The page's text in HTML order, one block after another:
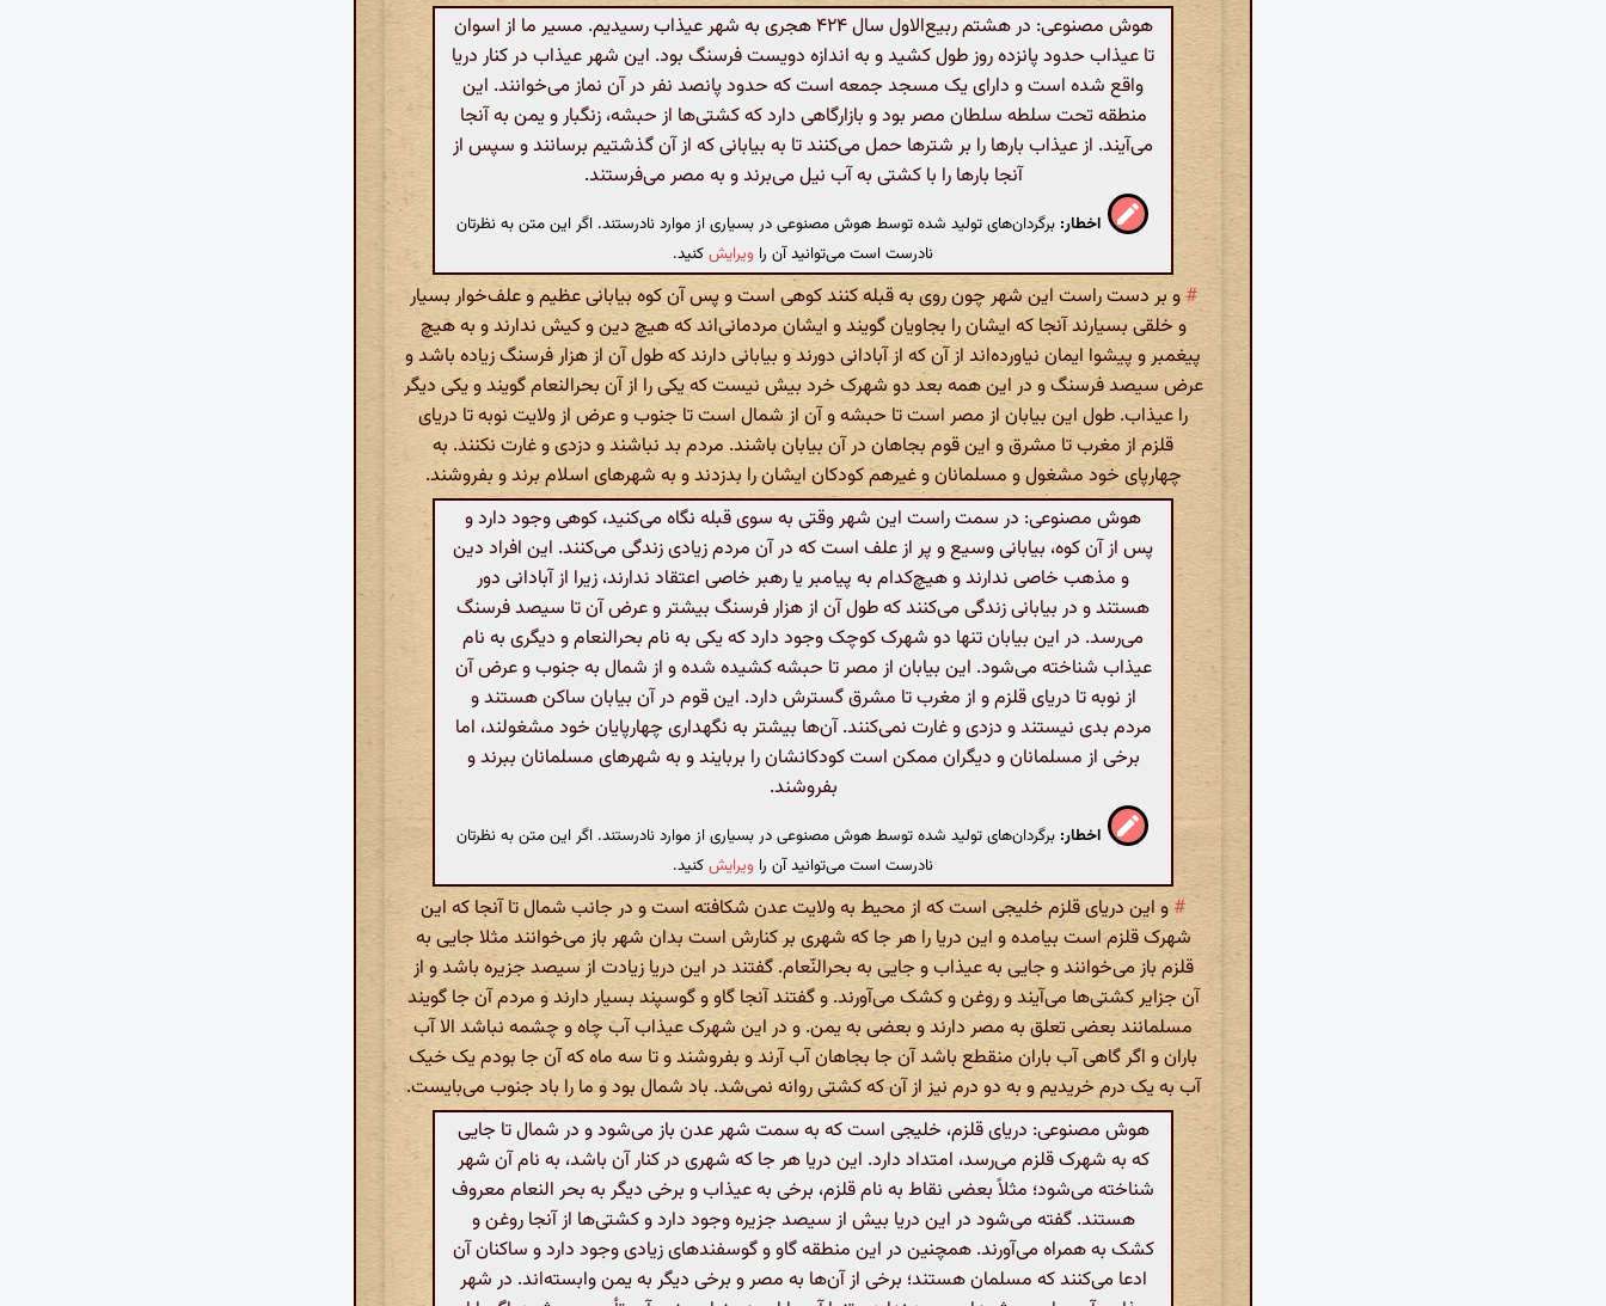
هوش مصنوعی: در هشتم ربیع‌الاول سال ۴۲۴ هجری به شهر عیذاب رسیدیم. مسیر ما از اسوان
تا عیذاب حدود پانزده روز طول کشید و به اندازه دویست فرسنگ بود. این شهر عیذاب در کنار دریا
واقع شده است و دارای یک مسجد جمعه است که حدود پانصد نفر در آن نماز می‌خوانند. این
منطقه تحت سلطه سلطان مصر بود و بازارگاهی دارد که کشتی‌ها از حبشه، زنگبار و یمن به آنجا
می‌آیند. از عیذاب بارها را بر شترها حمل می‌کنند تا به بیابانی که از آن گذشتیم برسانند و سپس از
آنجا بارها را با کشتی به آب نیل می‌برند و به مصر می‌فرستند.
اخطار: برگردان‌های تولید شده توسط هوش مصنوعی در بسیاری از موارد نادرستند. اگر این متن به نظرتان
نادرست است می‌توانید آن را ویرایشکنید.
#و بر دست راست این شهر چون روی به قبله کنند کوهی است و پس آن کوه بیابانی عظیم و علف‌خوار بسیار
و خلقی بسیارند آنجا که ایشان را بجاویان گویند و ایشان مردمانی‌اند که هیچ دین و کیش ندارند و به هیچ
پیغمبر و پیشوا ایمان نیاورده‌اند از آن که از آبادانی دورند و بیابانی دارند که طول آن از هزار فرسنگ زیاده باشد و
عرض سیصد فرسنگ و در این همه بعد دو شهرک خرد بیش نیست که یکی را از آن بحرالنعام گویند و یکی دیگر
را عیذاب. طول این بیابان از مصر است تا حبشه و آن از شمال است تا جنوب و عرض از ولایت نوبه تا دریای
قلزم از مغرب تا مشرق و این قوم بجاهان در آن بیابان باشند. مردم بد نباشند و دزدی و غارت نکنند. به
چهارپای خود مشغول و مسلمانان و غیرهم کودکان ایشان را بدزدند و به شهرهای اسلام برند و بفروشند.
هوش مصنوعی: در سمت راست این شهر وقتی به سوی قبله نگاه می‌کنید، کوهی وجود دارد و
پس از آن کوه، بیابانی وسیع و پر از علف است که در آن مردم زیادی زندگی می‌کنند. این افراد دین
و مذهب خاصی ندارند و هیچ‌کدام به پیامبر یا رهبر خاصی اعتقاد ندارند، زیرا از آبادانی دور
هستند و در بیابانی زندگی می‌کنند که طول آن از هزار فرسنگ بیشتر و عرض آن تا سیصد فرسنگ
می‌رسد. در این بیابان تنها دو شهرک کوچک وجود دارد که یکی به نام بحرالنعام و دیگری به نام
عیذاب شناخته می‌شود. این بیابان از مصر تا حبشه کشیده شده و از شمال به جنوب و عرض آن
از نوبه تا دریای قلزم و از مغرب تا مشرق گسترش دارد. این قوم در آن بیابان ساکن هستند و
مردم بدی نیستند و دزدی و غارت نمی‌کنند. آن‌ها بیشتر به نگهداری چهارپایان خود مشغولند، اما
برخی از مسلمانان و دیگران ممکن است کودکانشان را بربایند و به شهرهای مسلمانان ببرند و
بفروشند.
اخطار: برگردان‌های تولید شده توسط هوش مصنوعی در بسیاری از موارد نادرستند. اگر این متن به نظرتان
نادرست است می‌توانید آن را ویرایشکنید.
# و این دریای قلزم خلیجی است که از محیط به ولایت عدن شکافته است و در جانب شمال تا آنجا که این
شهرک قلزم است بیامده و این دریا را هر جا که شهری بر کنارش است بدان شهر باز می‌خوانند مثلا جایی به
قلزم باز می‌خوانند و جایی به عیذاب و جایی به بحر‌النّعام. گفتند در این دریا زیادت از سیصد جزیره باشد و از
آن جزایر کشتی‌ها می‌آیند و روغن و کشک می‌آورند. و گفتند آنجا گاو و گوسپند بسیار دارند و مردم آن جا گویند
مسلمانند بعضی تعلق به مصر دارند و بعضی به یمن. و در این شهرک عیذاب آب چاه و چشمه نباشد الا آب
باران و اگر گاهی آب باران منقطع باشد آن جا بجاهان آب آرند و بفروشند و تا سه ماه که آن جا بودم یک خیک
آب به یک درم خریدیم و به دو درم نیز از آن که کشتی روانه نمی‌شد. باد شمال بود و ما را باد جنوب می‌بایست.
هوش مصنوعی: دریای قلزم، خلیجی است که به سمت شهر عدن باز می‌شود و در شمال تا جایی
که به شهرک قلزم می‌رسد، امتداد دارد. این دریا هر جا که شهری در کنار آن باشد، به نام آن شهر
شناخته می‌شود؛ مثلاً بعضی نقاط به نام قلزم، برخی به عیذاب و برخی دیگر به بحر النعام معروف
هستند. گفته می‌شود در این دریا بیش از سیصد جزیره وجود دارد و کشتی‌ها از آنجا روغن و
کشک به همراه می‌آورند. همچنین در این منطقه گاو و گوسفندهای زیادی وجود دارد و ساکنان آن
ادعا می‌کنند که مسلمان هستند؛ برخی از آن‌ها به مصر و برخی دیگر به یمن وابسته‌اند. در شهر